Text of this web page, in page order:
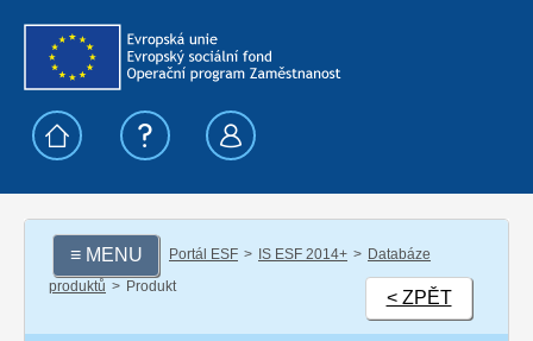
≡ MENU Portál ESF IS ESF 2014+
Databáze
produktů
Produkt
< ZPĚT